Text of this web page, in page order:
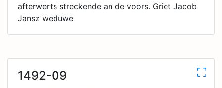
afterwerts streckende an de voors. Griet Jacob
Jansz weduwe
1492-09